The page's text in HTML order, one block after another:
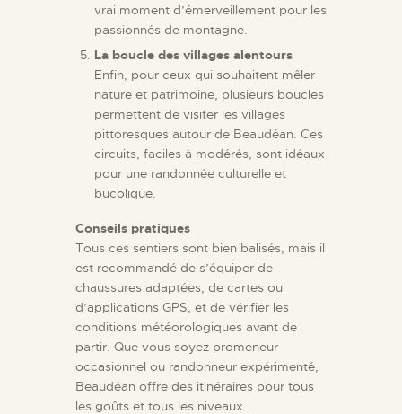
vrai moment d’émerveillement pour les
passionnés de montagne.
La boucle des villages alentours
Enfin, pour ceux qui souhaitent mêler
nature et patrimoine, plusieurs boucles
permettent de visiter les villages
pittoresques autour de Beaudéan. Ces
circuits, faciles à modérés, sont idéaux
pour une randonnée culturelle et
bucolique.
Conseils pratiques
Tous ces sentiers sont bien balisés, mais il
est recommandé de s’équiper de
chaussures adaptées, de cartes ou
d’applications GPS, et de vérifier les
conditions météorologiques avant de
partir. Que vous soyez promeneur
occasionnel ou randonneur expérimenté,
Beaudéan offre des itinéraires pour tous
les goûts et tous les niveaux.